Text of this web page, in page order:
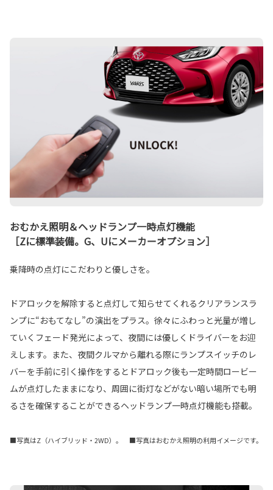
おむかえ照明＆ヘッドランプ一時点灯機能
［Zに標準装備。G、Uにメーカーオプション］
乗降時の点灯にこだわりと優しさを。
ドアロックを解除すると点灯して知らせてくれるクリアランスラ
ンプに“おもてなし”の演出をプラス。徐々にふわっと光量が増し
ていくフェード発光によって、夜間には優しくドライバーをお迎
えします。また、夜間クルマから離れる際にランプスイッチのレ
バーを手前に引く操作をするとドアロック後も一定時間ロービー
ムが点灯したままになり、周囲に街灯などがない暗い場所でも明
るさを確保することができるヘッドランプ一時点灯機能も搭載。
■写真はZ（ハイブリッド・2WD）。 ■写真はおむかえ照明の利用イメージです。